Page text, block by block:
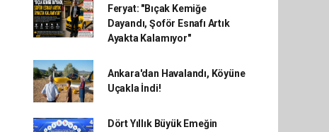
Feryat: "Bıçak Kemiğe
Dayandı, Şoför Esnafı Artık
Ayakta Kalamıyor"
Ankara'dan Havalandı, Köyüne
Uçakla İndi!
Dört Yıllık Büyük Emeğin